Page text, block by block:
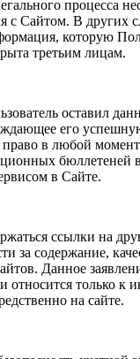
процесса
с Сайтом. В других
которую
третьим лицам.
оставил
его
право в любой
бюллетеней
в Сайте.
ссылки на
за содержание,
Данное
относится только к
на сайте.